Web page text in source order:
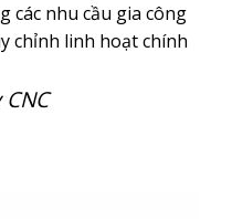
các nhu cầu gia công
chỉnh linh hoạt chính